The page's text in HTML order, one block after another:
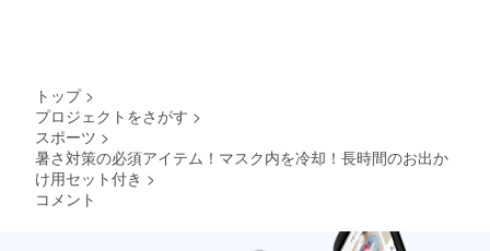
トップ >
プロジェクトをさがす >
スポーツ >
暑さ対策の必須アイテム！マスク内を冷却！長時間のお出か
け用セット付き >
コメント